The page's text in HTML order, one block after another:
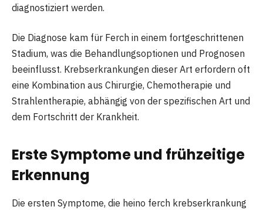
diagnostiziert werden.
Die Diagnose kam für Ferch in einem fortgeschrittenen
Stadium, was die Behandlungsoptionen und Prognosen
beeinflusst. Krebserkrankungen dieser Art erfordern oft
eine Kombination aus Chirurgie, Chemotherapie und
Strahlentherapie, abhängig von der spezifischen Art und
dem Fortschritt der Krankheit.
Erste Symptome und frühzeitige
Erkennung
Die ersten Symptome, die heino ferch krebserkrankung